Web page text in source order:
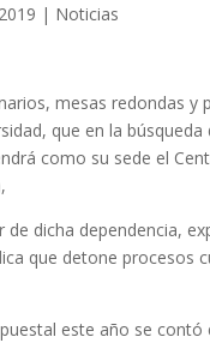
| Noticias
mesas redondas
que en la
como su sede el
dicha dependencia,
que detone
este año se